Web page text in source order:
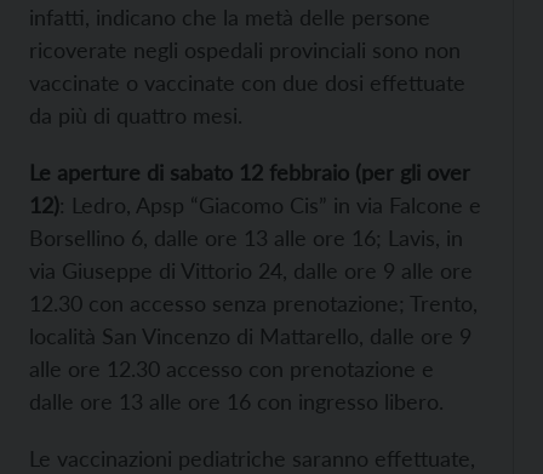
infatti, indicano che la metà delle persone
ricoverate negli ospedali provinciali sono non
vaccinate o vaccinate con due dosi effettuate
da più di quattro mesi.
Le aperture di sabato 12 febbraio (per gli over
12): Ledro, Apsp “Giacomo Cis” in via Falcone e
Borsellino 6, dalle ore 13 alle ore 16; Lavis, in
via Giuseppe di Vittorio 24, dalle ore 9 alle ore
12.30 con accesso senza prenotazione; Trento,
località San Vincenzo di Mattarello, dalle ore 9
alle ore 12.30 accesso con prenotazione e
dalle ore 13 alle ore 16 con ingresso libero.
Le vaccinazioni pediatriche saranno effettuate,